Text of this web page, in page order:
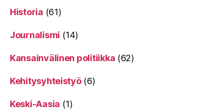
Historia (61)
Journalismi (14)
Kansainvälinen politiikka (62)
Kehitysyhteistyö(6)
Keski-Aasia (1)